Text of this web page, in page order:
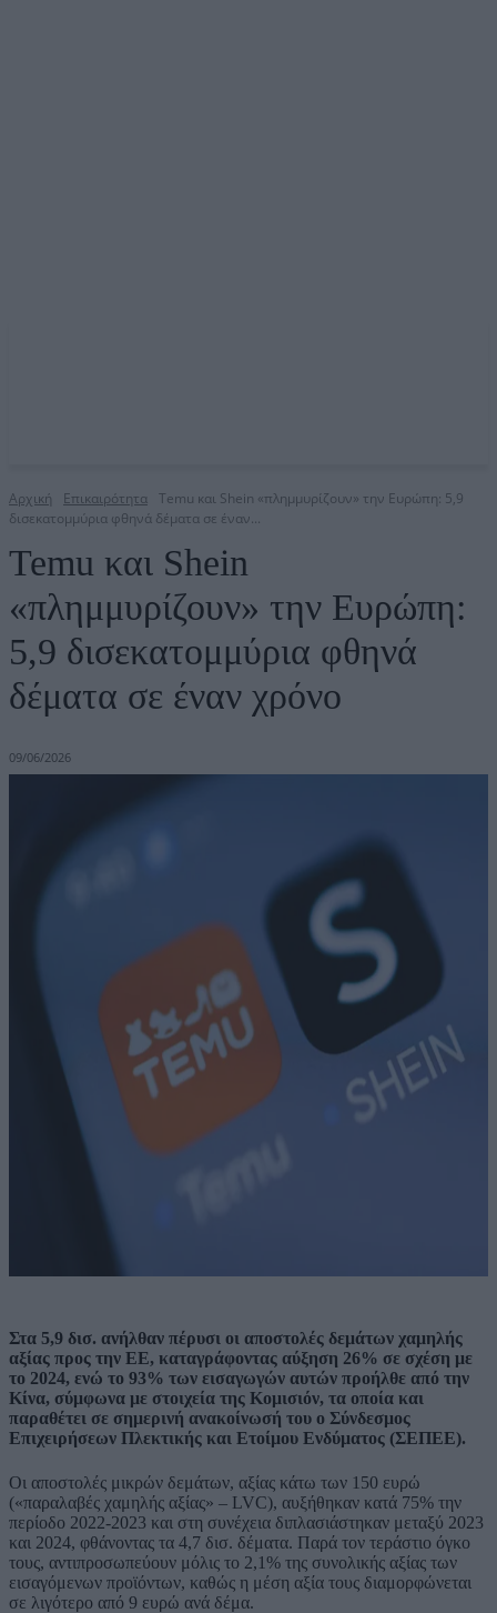
Αρχική Επικαιρότητα Temu και Shein «πλημμυρίζουν» την Ευρώπη: 5,9
δισεκατομμύρια φθηνά δέματα σε έναν...
Temu και Shein
«πλημμυρίζουν» την Ευρώπη:
5,9 δισεκατομμύρια φθηνά
δέματα σε έναν χρόνο
09/06/2026
Στα 5,9 δισ. ανήλθαν πέρυσι οι αποστολές δεμάτων χαμηλής
αξίας προς την ΕΕ, καταγράφοντας αύξηση 26% σε σχέση με
το 2024, ενώ το 93% των εισαγωγών αυτών προήλθε από την
Κίνα, σύμφωνα με στοιχεία της Κομισιόν, τα οποία και
παραθέτει σε σημερινή ανακοίνωσή του ο Σύνδεσμος
Επιχειρήσεων Πλεκτικής και Ετοίμου Ενδύματος (ΣΕΠΕΕ).
Οι αποστολές μικρών δεμάτων, αξίας κάτω των 150 ευρώ
(«παραλαβές χαμηλής αξίας» – LVC), αυξήθηκαν κατά 75% την
περίοδο 2022-2023 και στη συνέχεια διπλασιάστηκαν μεταξύ 2023
και 2024, φθάνοντας τα 4,7 δισ. δέματα. Παρά τον τεράστιο όγκο
τους, αντιπροσωπεύουν μόλις το 2,1% της συνολικής αξίας των
εισαγόμενων προϊόντων, καθώς η μέση αξία τους διαμορφώνεται
σε λιγότερο από 9 ευρώ ανά δέμα.